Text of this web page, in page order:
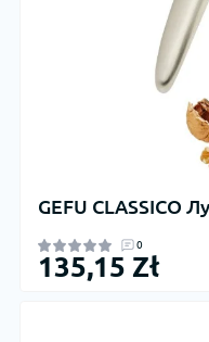
GEFU CLASSICO
0
135,15 Zł